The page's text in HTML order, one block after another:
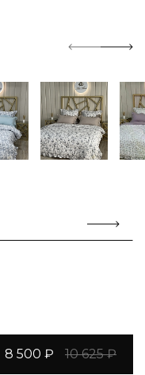
8 500 ₽ 10 625 ₽